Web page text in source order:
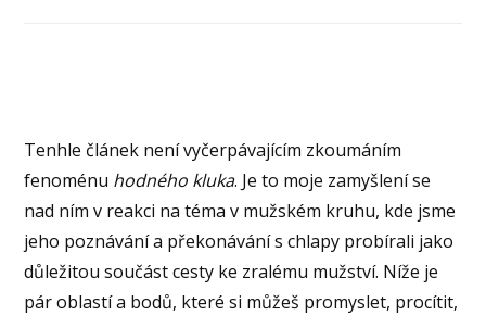
Tenhle článek není vyčerpávajícím zkoumáním
fenoménu hodného kluka. Je to moje zamyšlení se
nad ním v reakci na téma v mužském kruhu, kde jsme
jeho poznávání a překonávání s chlapy probírali jako
důležitou součást cesty ke zralému mužství. Níže je
pár oblastí a bodů, které si můžeš promyslet, procítit,